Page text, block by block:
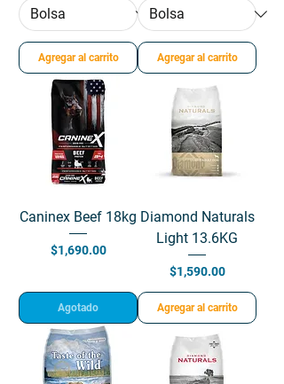
Agregar al carrito Agregar al carrito
Caninex Beef 18kg
Precio
$1,690.00
Agotado
Diamond Naturals
Light 13.6KG
Precio
$1,590.00
Agregar al carrito